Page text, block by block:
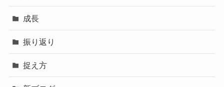
成長
振り返り
捉え方